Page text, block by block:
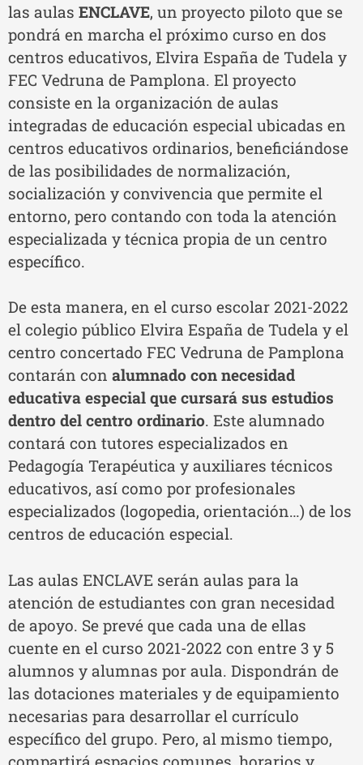
las aulas ENCLAVE, un proyecto piloto que se
pondrá en marcha el próximo curso en dos
centros educativos, Elvira España de Tudela y
FEC Vedruna de Pamplona. El proyecto
consiste en la organización de aulas
integradas de educación especial ubicadas en
centros educativos ordinarios, beneficiándose
de las posibilidades de normalización,
socialización y convivencia que permite el
entorno, pero contando con toda la atención
especializada y técnica propia de un centro
específico.
De esta manera, en el curso escolar 2021-2022
el colegio público Elvira España de Tudela y el
centro concertado FEC Vedruna de Pamplona
contarán con alumnado con necesidad
educativa especial que cursará sus estudios
dentro del centro ordinario. Este alumnado
contará con tutores especializados en
Pedagogía Terapéutica y auxiliares técnicos
educativos, así como por profesionales
especializados (logopedia, orientación…) de los
centros de educación especial.
Las aulas ENCLAVE serán aulas para la
atención de estudiantes con gran necesidad
de apoyo. Se prevé que cada una de ellas
cuente en el curso 2021-2022 con entre 3 y 5
alumnos y alumnas por aula. Dispondrán de
las dotaciones materiales y de equipamiento
necesarias para desarrollar el currículo
específico del grupo. Pero, al mismo tiempo,